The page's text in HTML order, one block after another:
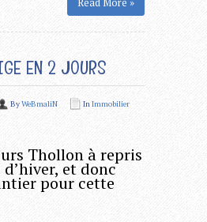
EN 2 JOURS
ByWeBmaliN InImmobilier
Thollon à repris
et donc
pour cette